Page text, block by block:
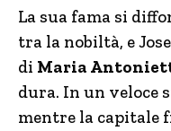
La sua fama si
tra la nobiltà, e
di Maria
dura. In un veloce
mentre la capitale